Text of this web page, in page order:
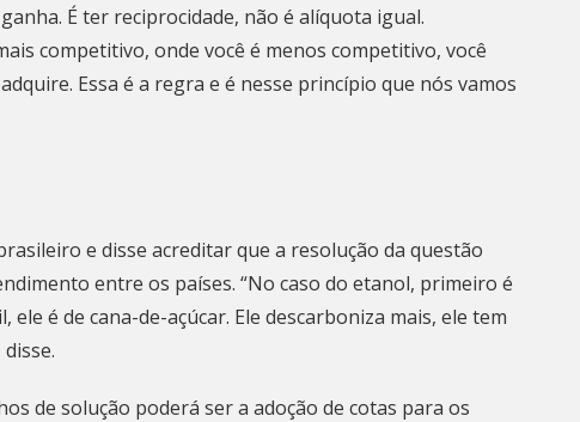
É ter reciprocidade, não é alíquota igual.
competitivo, onde você é menos competitivo, você
Essa é a regra e é nesse princípio que nós vamos
e disse acreditar que a resolução da questão
entre os países. “No caso do etanol, primeiro é
é de cana-de-açúcar. Ele descarboniza mais, ele tem
de solução poderá ser a adoção de cotas para os